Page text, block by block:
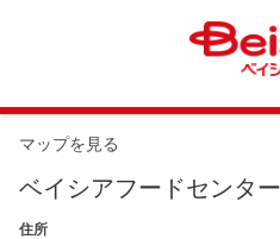
マップを見る
ベイシアフードセンタ
住所